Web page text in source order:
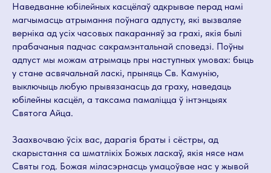
Наведванне юбілейных касцёлаў адкрывае перад намі
магчымасць атрымання поўнага адпусту, які вызваляе
верніка ад усіх часовых пакаранняў за грахі, якія былі
прабачаныя падчас сакрамэнтальнай споведзі. Поўны
адпуст мы можам атрымаць пры наступных умовах: быць
у стане асвячальнай ласкі, прыняць Св. Камунію,
выключыць любую прывязанасць да граху, наведаць
юбілейны касцёл, а таксама памаліцца ў інтэнцыях
Святога Айца.
Заахвочваю ўсіх вас, дарагія браты і сёстры, ад
скарыстання са шматлікіх Божых ласкаў, якія нясе нам
Святы год. Божая міласэрнасць умацоўвае нас у жывой